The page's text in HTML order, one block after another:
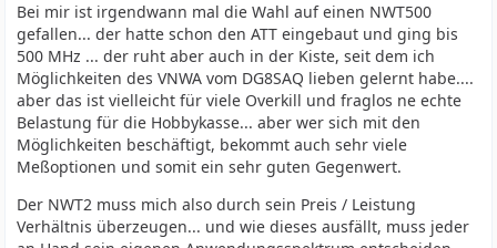
Bei mir ist irgendwann mal die Wahl auf einen NWT500
gefallen... der hatte schon den ATT eingebaut und ging bis
500 MHz ... der ruht aber auch in der Kiste, seit dem ich
Möglichkeiten des VNWA vom DG8SAQ lieben gelernt habe....
aber das ist vielleicht für viele Overkill und fraglos ne echte
Belastung für die Hobbykasse... aber wer sich mit den
Möglichkeiten beschäftigt, bekommt auch sehr viele
Meßoptionen und somit ein sehr guten Gegenwert.
Der NWT2 muss mich also durch sein Preis / Leistung
Verhältnis überzeugen... und wie dieses ausfällt, muss jeder